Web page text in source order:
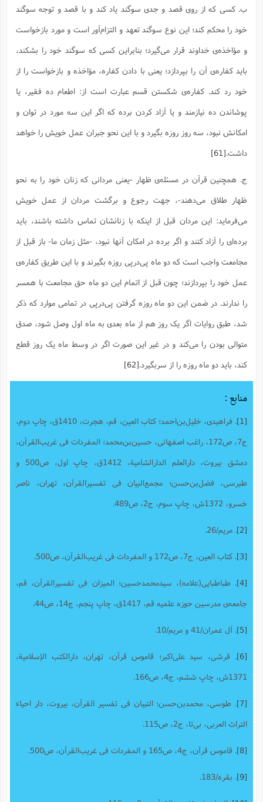
ب. کسی که از روی قصد و جدی سوگند یاد کند و با قصد و توجه سوگند
خود را محکم کند؛ این نوع سوگند تعهد و التزام‌آور است و مورد بازخواست
و مؤاخذه‌ی خداوند قرار می‌گیرد؛ بنابراین کسی که سوگند خود را بشکند،
باید کفاره‌ی آن را بپردازد؛ یعنی با دادن کفاره، مؤاخذه‌ و بازخواست را از
خود رد کند. کفاره‌ی شکستن قسم عبارت است از: اطعام ده فقیر، یا
پوشاندن ده نیازمند و یا آزاد کردن برده که اگر این سه مورد در توان و
امکانش نبود، سه روز روزه بگیرد و با این نحو جبران عمل خویش را خواهد
داشت.[61]
ج. همچنین قرآن در مسئله‌ی ظهار -یعنی مردانی که زنان خود را به نحو
ظهار طلاق می‌دهند-، جهت رجوع و برگشت مردان از عمل خویش
می‌فرماید: این مردان قبل از اینکه با زنانشان تماس داشته باشند، باید
برده‌ای را آزاد کنند و اگر برده در امکان آنها نبود، -مثل زمان ما- باز قبل از
مجامعت واجب است که دو ماه پی‌درپی روزه بگیرند و با این طریق کفاره‌ی
عمل خود را بپردازند؛ چون قبل از اتمام این دو ماه حق مجامعت با همسر
را ندارند. در ضمن این دو ماه روزه گرفتن پی‌درپی در تمامی موارد که ذکر
شد، طبق روایات اگر یک روز هم از ماه بعدی به ماه اول وصل شود، صدق
متوالی بودن را می‌کند و در غیر این صورت اگر در وسط ماه یک روز قطع
کند، باید دو ماه روزه را از سربگیرد.[62]
منابع :
. فراهیدى، خلیل‌بن‌احمد؛ کتاب العین‌، قم‌، هجرت‌، 1410ق،‌ چاپ دوم،
ج7، ص172، راغب اصفهانی، حسین‌بن‌محمد؛ المفردات فی غریب‌القرآن‌،
دمشق بیروت‌، دارالعلم الدارالشامیة، 1412ق‌، چاپ اول، ص500 و
طبرسى، فضل‌بن‌حسن‌؛ مجمع‌البیان فى تفسیرالقرآن‌، تهران‌، ناصر
خسرو، 1372ش‌، چاپ سوم، ج2، ص489.
. مریم/26.
. کتاب العین‌، ج7، ص172 و المفردات فی غریب‌القرآن‌، ص500.
. طباطبایى(علامه)، سیدمحمدحسین؛ المیزان فى تفسیرالقرآن، قم‌،
جامعه‌ى مدرسین حوزه علمیه قم، ‌1417ق،‌ چاپ پنجم، ج14، ص44.
. آل عمران/41 و مریم/10.
. قرشى، سید على‌اکبر؛ قاموس قرآن‌، تهران‌، دارالکتب الإسلامیة،
1371ش‌، چاپ ششم، ج‌4، ص166.
. طوسى، محمدبن‌حسن؛‌ التبیان فى تفسیر القرآن،‌ بیروت، دار احیاء
التراث العربى،‌ بی‌تا، ج2، ص115.
. قاموس قرآن، ج4، ص165 و المفردات فی غریب‌القرآن‌، ص500.
. بقره/183.